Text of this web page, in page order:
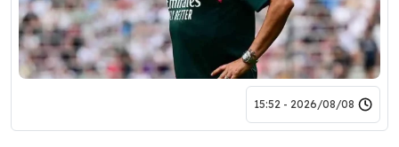
2026/08/08 - 15:52